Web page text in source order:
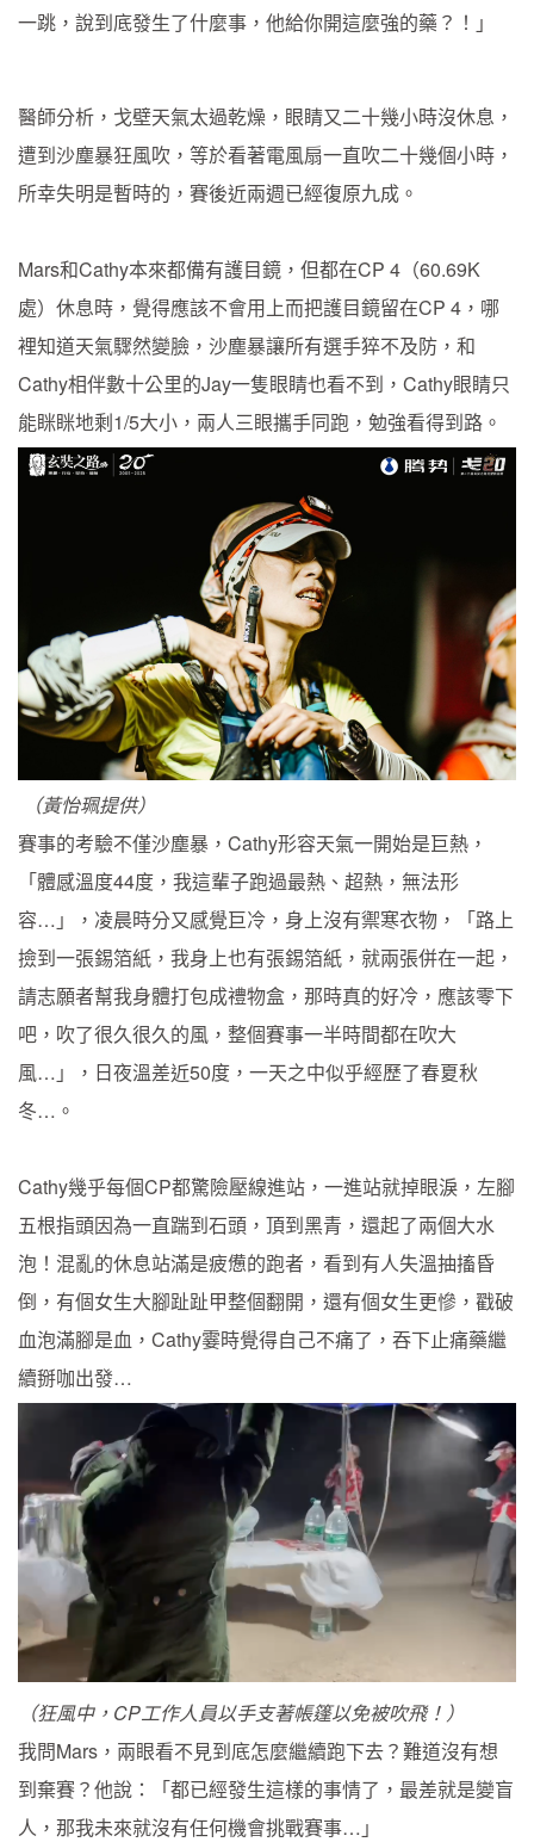
一跳，說到底發生了什麼事，他給你開這麼強的藥？！」
醫師分析，戈壁天氣太過乾燥，眼睛又二十幾小時沒休息，
遭到沙塵暴狂風吹，等於看著電風扇一直吹二十幾個小時，
所幸失明是暫時的，賽後近兩週已經復原九成。
Mars和Cathy本來都備有護目鏡，但都在CP 4（60.69K
處）休息時，覺得應該不會用上而把護目鏡留在CP 4，哪
裡知道天氣驟然變臉，沙塵暴讓所有選手猝不及防，和
Cathy相伴數十公里的Jay一隻眼睛也看不到，Cathy眼睛只
能眯眯地剩1/5大小，兩人三眼攜手同跑，勉強看得到路。
（黃怡珮提供）
賽事的考驗不僅沙塵暴，Cathy形容天氣一開始是巨熱，
「體感溫度44度，我這輩子跑過最熱、超熱，無法形
容…」，凌晨時分又感覺巨冷，身上沒有禦寒衣物，「路上
撿到一張錫箔紙，我身上也有張錫箔紙，就兩張併在一起，
請志願者幫我身體打包成禮物盒，那時真的好冷，應該零下
吧，吹了很久很久的風，整個賽事一半時間都在吹大
風…」，日夜溫差近50度，一天之中似乎經歷了春夏秋
冬…。
Cathy幾乎每個CP都驚險壓線進站，一進站就掉眼淚，左腳
五根指頭因為一直踹到石頭，頂到黑青，還起了兩個大水
泡！混亂的休息站滿是疲憊的跑者，看到有人失溫抽搐昏
倒，有個女生大腳趾趾甲整個翻開，還有個女生更慘，戳破
血泡滿腳是血，Cathy霎時覺得自己不痛了，吞下止痛藥繼
續掰咖出發…
（狂風中，CP工作人員以手支著帳篷以免被吹飛！）
我問Mars，兩眼看不見到底怎麼繼續跑下去？難道沒有想
到棄賽？他說：「都已經發生這樣的事情了，最差就是變盲
人，那我未來就沒有任何機會挑戰賽事…」